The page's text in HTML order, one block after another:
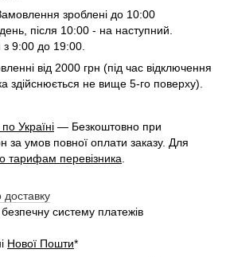
зроблені до 10:00
після 10:00 - на наступний.
з 9:00 до 19:00.
від 2000 грн (під час відключення
здійснюється не вище 5-го поверху).
Україні — Безкоштовно при
за умов повної оплати заказу. Для
тарифам перевізника
доставку
систему платежів
Нової Пошти*